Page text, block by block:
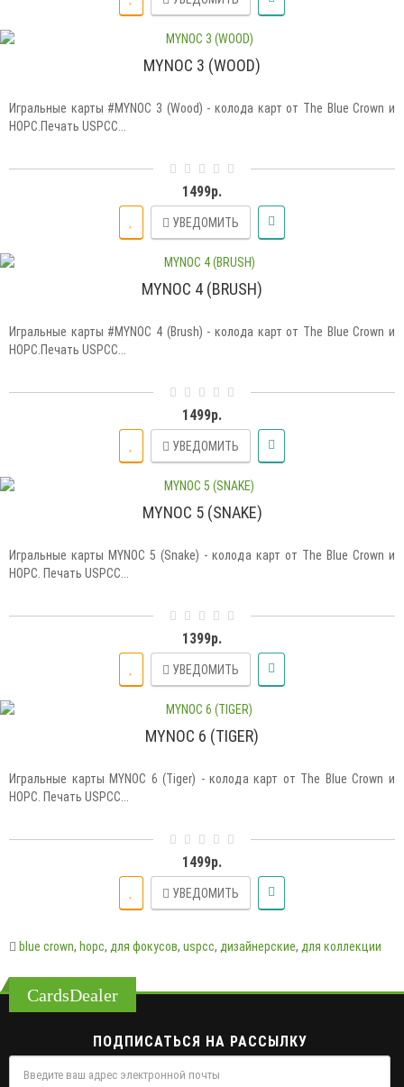
MYNOC 3 (WOOD)
Игральные карты #MYNOC 3 (Wood) - колода карт от The Blue Crown и
HOPC.Печать USPCC...
1499р.
УВЕДОМИТЬ
MYNOC 4 (BRUSH)
Игральные карты #MYNOC 4 (Brush) - колода карт от The Blue Crown и
HOPC.Печать USPCC...
1499р.
УВЕДОМИТЬ
MYNOC 5 (SNAKE)
Игральные карты MYNOC 5 (Snake) - колода карт от The Blue Crown и
HOPC. Печать USPCC...
1399р.
УВЕДОМИТЬ
MYNOC 6 (TIGER)
Игральные карты MYNOC 6 (Tiger) - колода карт от The Blue Crown и
HOPC. Печать USPCC...
1499р.
УВЕДОМИТЬ
blue crown, hopc, для фокусов, uspcc, дизайнерские, для коллекции
CardsDealer
ПОДПИСАТЬСЯ НА РАССЫЛКУ